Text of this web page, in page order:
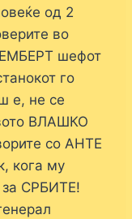
од 2
во
шефот
го
е, не се
ВЛАШКО
со АНТЕ
кога му
за СРБИТЕ!